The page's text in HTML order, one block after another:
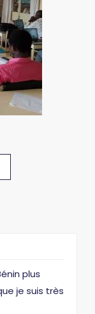
plus
je suis très